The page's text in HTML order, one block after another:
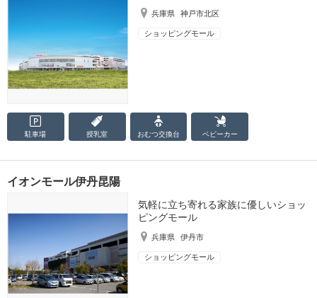
兵庫県 神戸市北区
ショッピングモール
駐車場 授乳室 おむつ交換台 ベビーカー
イオンモール伊丹昆陽
気軽に立ち寄れる家族に優しいショッ
ピングモール
兵庫県 伊丹市
ショッピングモール